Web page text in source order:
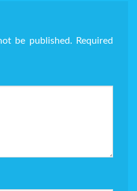
be published.
Required